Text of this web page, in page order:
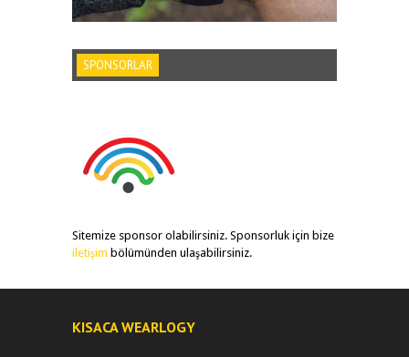
SPONSORLAR
Sitemize sponsor olabilirsiniz. Sponsorluk için bize
iletişim bölümünden ulaşabilirsiniz.
KISACA WEARLOGY